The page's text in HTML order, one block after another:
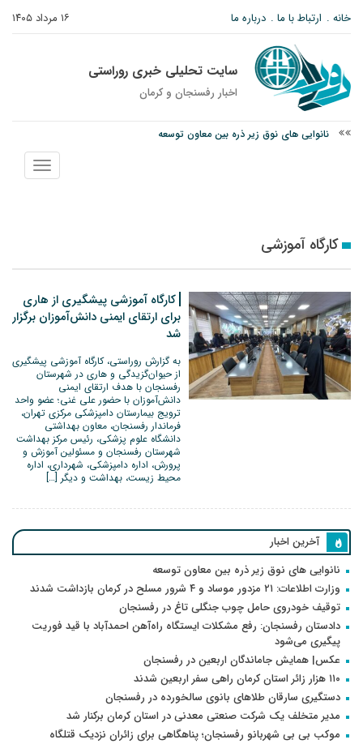
۱۶ مرداد ۱۴۰۵ خانه ارتباط با ما درباره ما
سایت تحلیلی خبری روراستی
اخبار رفسنجان و كرمان
وزارت اطلاعات: ۲۱ مزدور موساد و ۴ شرور مسلح در کرمان بازداشت شدند
نمایش
منو
کارگاه آموزشی
کارگاه آموزشی پیشگیری از هاری
برای ارتقای ایمنی دانش‌آموزان برگزار
شد
به گزارش روراستی، کارگاه آموزشی پیشگیری
از حیوان‌گزیدگی و هاری در شهرستان
رفسنجان با هدف ارتقای ایمنی
دانش‌آموزان با حضور علی غنی؛ عضو واحد
ترویج بیمارستان دامپزشکی مرکزی تهران،
فرماندار رفسنجان، معاون بهداشتی
دانشگاه علوم پزشکی، رئیس مرکز بهداشت
شهرستان رفسنجان و مسئولین آموزش و
پرورش، اداره دامپزشکی، شهرداری، اداره
محیط زیست، بهداشت و دیگر […]
آخرین اخبار
نانوایی های نوق زیر ذره بین معاون توسعه
وزارت اطلاعات: ۲۱ مزدور موساد و ۴ شرور مسلح در کرمان بازداشت شدند
توقیف خودروی حامل چوب جنگلی تاغ در رفسنجان
دادستان رفسنجان: رفع مشکلات ایستگاه راه‌آهن احمدآباد با قید فوریت
پیگیری می‌شود
عکس| همایش جاماندگان اربعین در رفسنجان
۱۱۰ هزار زائر استان کرمان راهی سفر اربعین شدند
دستگیری سارقان طلاهای بانوی سالخورده در رفسنجان
مدیر متخلف یک شرکت صنعتی معدنی در استان کرمان برکنار شد
موکب بی بی شهربانو رفسنجان؛ پناهگاهی برای زائران نزدیک قتلگاه